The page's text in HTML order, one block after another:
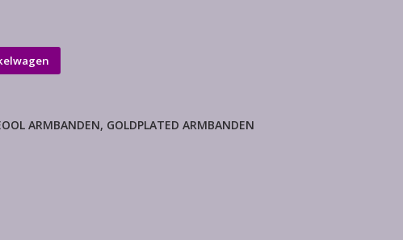
ARMBANDEN, GOLDPLATED ARMBANDEN